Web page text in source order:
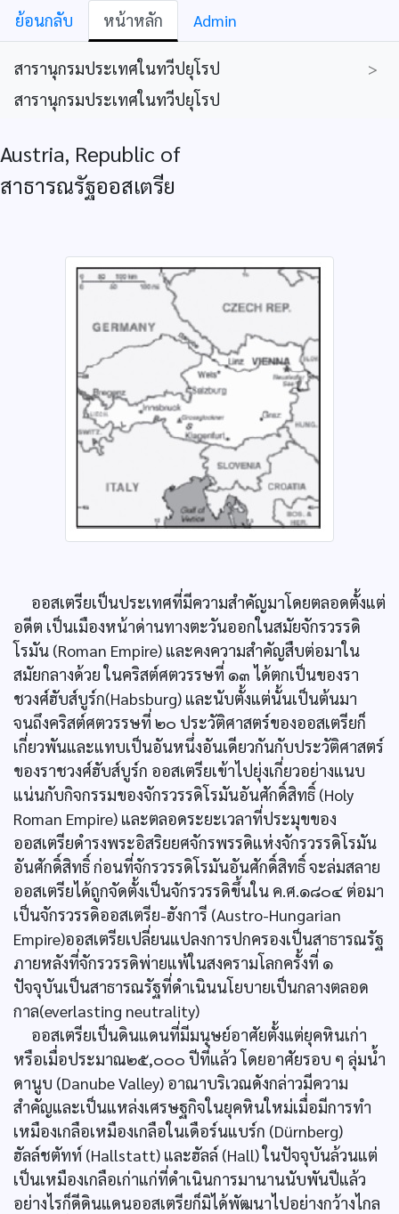
ย้อนกลับ หน้าหลัก Admin
สารานุกรมประเทศในทวีปยุโรป
>
สารานุกรมประเทศในทวีปยุโรป
Austria, Republic of
สาธารณรัฐออสเตรีย
ออสเตรียเป็นประเทศที่มีความสำคัญมาโดยตลอดตั้งแต่
อดีต เป็นเมืองหน้าด่านทางตะวันออกในสมัยจักรวรรดิ
โรมัน (Roman Empire) และคงความสำคัญสืบต่อมาใน
สมัยกลางด้วย ในคริสต์ศตวรรษที่ ๑๓ ได้ตกเป็นของรา
ชวงศ์ฮับส์บูร์ก(Habsburg) และนับตั้งแต่นั้นเป็นต้นมา
จนถึงคริสต์ศตวรรษที่ ๒๐ ประวัติศาสตร์ของออสเตรียก็
เกี่ยวพันและแทบเป็นอันหนึ่งอันเดียวกันกับประวัติศาสตร์
ของราชวงศ์ฮับส์บูร์ก ออสเตรียเข้าไปยุ่งเกี่ยวอย่างแนบ
แน่นกับกิจกรรมของจักรวรรดิโรมันอันศักดิ์สิทธิ์ (Holy
Roman Empire) และตลอดระยะเวลาที่ประมุขของ
ออสเตรียดำรงพระอิสริยยศจักรพรรดิแห่งจักรวรรดิโรมัน
อันศักดิ์สิทธิ์ ก่อนที่จักรวรรดิโรมันอันศักดิ์สิทธิ์ จะล่มสลาย
ออสเตรียได้ถูกจัดตั้งเป็นจักรวรรดิขึ้นใน ค.ศ.๑๘๐๔ ต่อมา
เป็นจักรวรรดิออสเตรีย-ฮังการี (Austro-Hungarian
Empire)ออสเตรียเปลี่ยนแปลงการปกครองเป็นสาธารณรัฐ
ภายหลังที่จักรวรรดิพ่ายแพ้ในสงครามโลกครั้งที่ ๑
ปัจจุบันเป็นสาธารณรัฐที่ดำเนินนโยบายเป็นกลางตลอด
กาล(everlasting neutrality)
ออสเตรียเป็นดินแดนที่มีมนุษย์อาศัยตั้งแต่ยุคหินเก่า
หรือเมื่อประมาณ๒๕,๐๐๐ ปีที่แล้ว โดยอาศัยรอบ ๆ ลุ่มน้ำ
ดานูบ (Danube Valley) อาณาบริเวณดังกล่าวมีความ
สำคัญและเป็นแหล่งเศรษฐกิจในยุคหินใหม่เมื่อมีการทำ
เหมืองเกลือเหมืองเกลือในเดือร์นแบร์ก (Dürnberg)
ฮัลล์ชตัทท์ (Hallstatt) และฮัลล์ (Hall) ในปัจจุบันล้วนแต่
เป็นเหมืองเกลือเก่าแก่ที่ดำเนินการมานานนับพันปีแล้ว
อย่างไรก็ดีดินแดนออสเตรียก็มิได้พัฒนาไปอย่างกว้างไกล